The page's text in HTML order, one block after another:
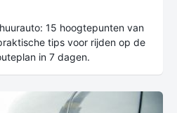
15 hoogtepunten van
tips voor rijden op de
in 7 dagen.